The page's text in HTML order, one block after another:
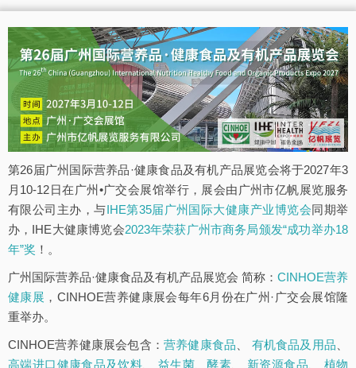
第26届广州国际营养品·健康食品及有机产品展览会将于2027年3
月10-12日在广州•广交会展馆举行，展会由广州市亿帆展览服务
有限公司主办，与IHE第35届广州国际大健康产业博览会同期举
办，IHE大健康博览会2023年荣获广州市商务局颁发“成功举办18
年”奖 ！。
广州国际营养品·健康食品及有机产品展览会 简称： CINHOE营养
健康展 ，CINHOE营养健康展会每年6月份在广州·广交会展馆隆
重举办。
CINHOE营养健康展会包含： 营养健康食品 有机食品及用品
高端进口健康食品及饮料
益生菌、酵素 新资源食品 植物